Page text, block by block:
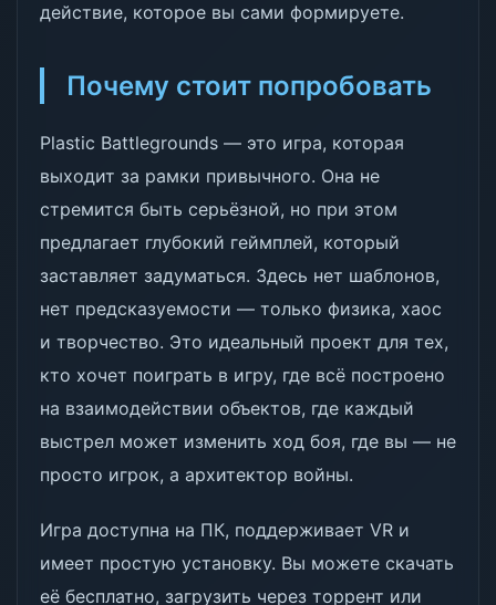
действие, которое вы сами формируете.
Почему стоит попробовать
Plastic Battlegrounds — это игра, которая
выходит за рамки привычного. Она не
стремится быть серьёзной, но при этом
предлагает глубокий геймплей, который
заставляет задуматься. Здесь нет шаблонов,
нет предсказуемости — только физика, хаос
и творчество. Это идеальный проект для тех,
кто хочет поиграть в игру, где всё построено
на взаимодействии объектов, где каждый
выстрел может изменить ход боя, где вы — не
просто игрок, а архитектор войны.
Игра доступна на ПК, поддерживает VR и
имеет простую установку. Вы можете скачать
её бесплатно, загрузить через торрент или